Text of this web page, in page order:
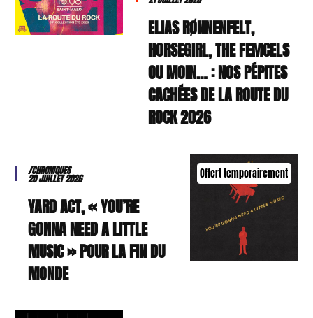
ELIAS RØNNENFELT,
HORSEGIRL, THE FEMCELS
OU MOIN… : NOS PÉPITES
CACHÉES DE LA ROUTE DU
ROCK 2026
Offert temporairement
/CHRONIQUES
20 JUILLET 2026
YARD ACT, « YOU’RE
GONNA NEED A LITTLE
MUSIC » POUR LA FIN DU
MONDE